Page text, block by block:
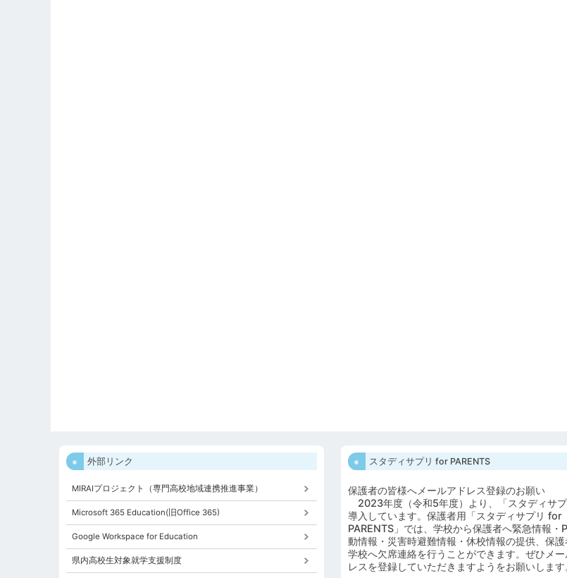
外部リンク
MIRAIプロジェクト（専門高校地域連携推進事業）
Microsoft 365 Education(旧Office 365)
Google Workspace for Education
県内高校生対象就学支援制度
スタディサプリ for PARENTS
保護者の皆様へメールアドレス登録のお願い
2023年度（令和5年度）より、「スタディサ
導入しています。保護者用「スタディサプリ for
PARENTS」では、学校から保護者へ緊急情報・
動情報・災害時避難情報・休校情報の提供、保護
学校へ欠席連絡を行うことができます。ぜひメー
レスを登録していただきますようをお願いします